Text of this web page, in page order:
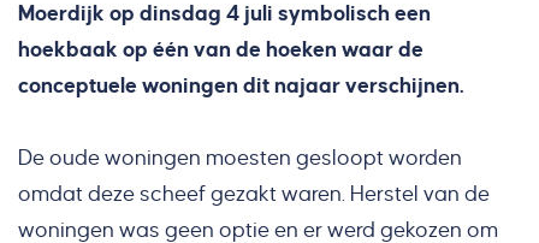
Moerdijk op dinsdag 4 juli symbolisch een
hoekbaak op één van de hoeken waar de
conceptuele woningen dit najaar verschijnen.
De oude woningen moesten gesloopt worden
omdat deze scheef gezakt waren. Herstel van de
woningen was geen optie en er werd gekozen om